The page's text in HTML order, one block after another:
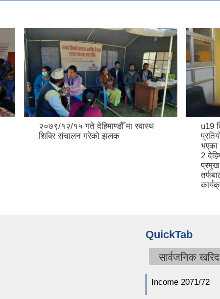
२०७९/१२/१५ गते देहिमाण्डौँ मा स्वास्थ
शिबिर संचालन गरेको झलक
u19
भएका
2
प्रमुख
QuickTab
सार्वजनिक खरिद
Income 2071/72